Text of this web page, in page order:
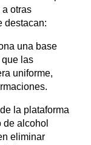
a otras
destacan:
una base
que las
uniforme,
la plataforma
alcohol
eliminar